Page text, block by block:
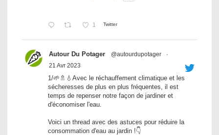
1 Twitter
Autour Du Potager @autourdupotager
·
21 Avr 2023
1/🌱🚿💧Avec le réchauffement climatique et les
sécheresses de plus en plus fréquentes, il est
temps de repenser notre façon de jardiner et
d'économiser l'eau.
Voici un thread avec des astuces pour réduire la
consommation d'eau au jardin !👇